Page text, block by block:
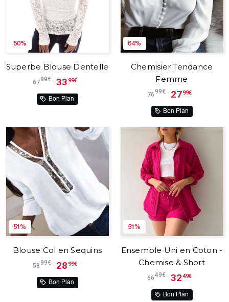
50%
Superbe Blouse Dentelle
6799€ 33 99€
Bon Plan
64%
Chemisier Tendance
Femme
7699€ 2799€
Bon Plan
51%
Blouse Col en Sequins
5899€ 28 99€
Bon Plan
51%
Ensemble Uni en Coton -
Chemise & Short
6649€ 3249€
Bon Plan